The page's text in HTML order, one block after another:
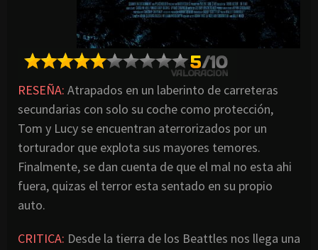
RESEÑA: Atrapados en un laberinto de carreteras
secundarias con solo su coche como protección,
Tom y Lucy se encuentran aterrorizados por un
torturador que explota sus mayores temores.
Finalmente, se dan cuenta de que el mal no esta ahi
fuera, quizas el terror esta sentado en su propio
auto.
CRITICA: Desde la tierra de los Beattles nos llega una